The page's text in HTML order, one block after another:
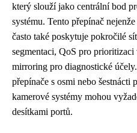
který slouží jako centrální bod
systému. Tento přepínač
často také poskytuje pokročilé
segmentaci, QoS pro
mirroring pro diagnostické
přepínače s osmi nebo šestnácti
kamerové systémy mohou
desítkami portů.